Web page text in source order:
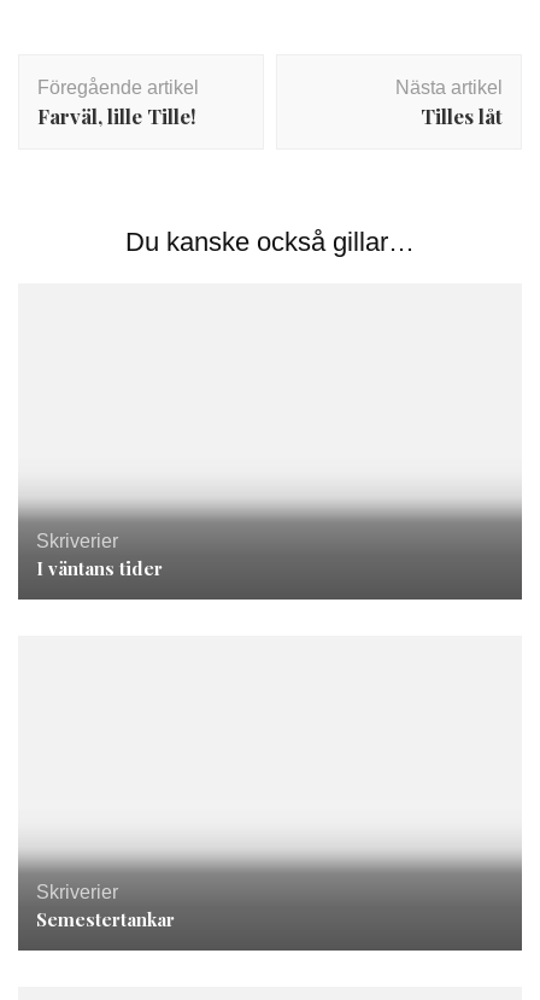
Föregående artikel
Farväl, lille Tille!
Nästa artikel
Tilles låt
Du kanske också gillar…
Skriverier
I väntans tider
Skriverier
Semestertankar